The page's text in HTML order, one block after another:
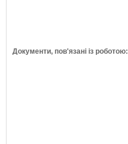
Документи, пов'язані із роботою: